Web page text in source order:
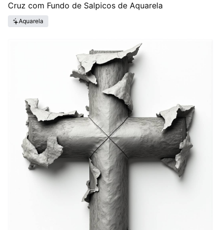
Cruz com Fundo de Salpicos de Aquarela
Aquarela